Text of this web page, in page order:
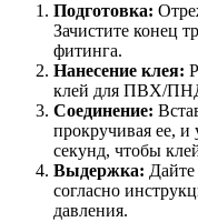
Подготовка:
Зачистите конец
фитинга.
Нанесение клея:
клей для ПВХ/ПНД
Соединение:
прокручивая ее, и
секунд, чтобы
Выдержка:
согласно
давления.